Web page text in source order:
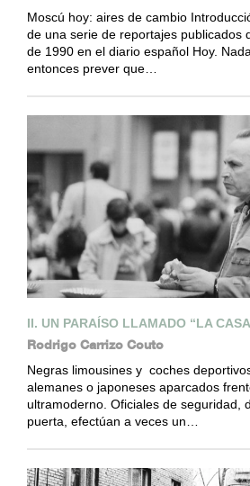
Moscú hoy: aires de cambio
de una serie de reportajes publicados
de 1990 en el diario español Hoy.
entonces prever que…
II. UN PARAÍSO LLAMADO “LA
Rodrigo Carrizo Couto
Negras limousines y coches
alemanes o japoneses aparcados
ultramoderno. Oficiales de seguridad,
puerta, efectúan a veces un…